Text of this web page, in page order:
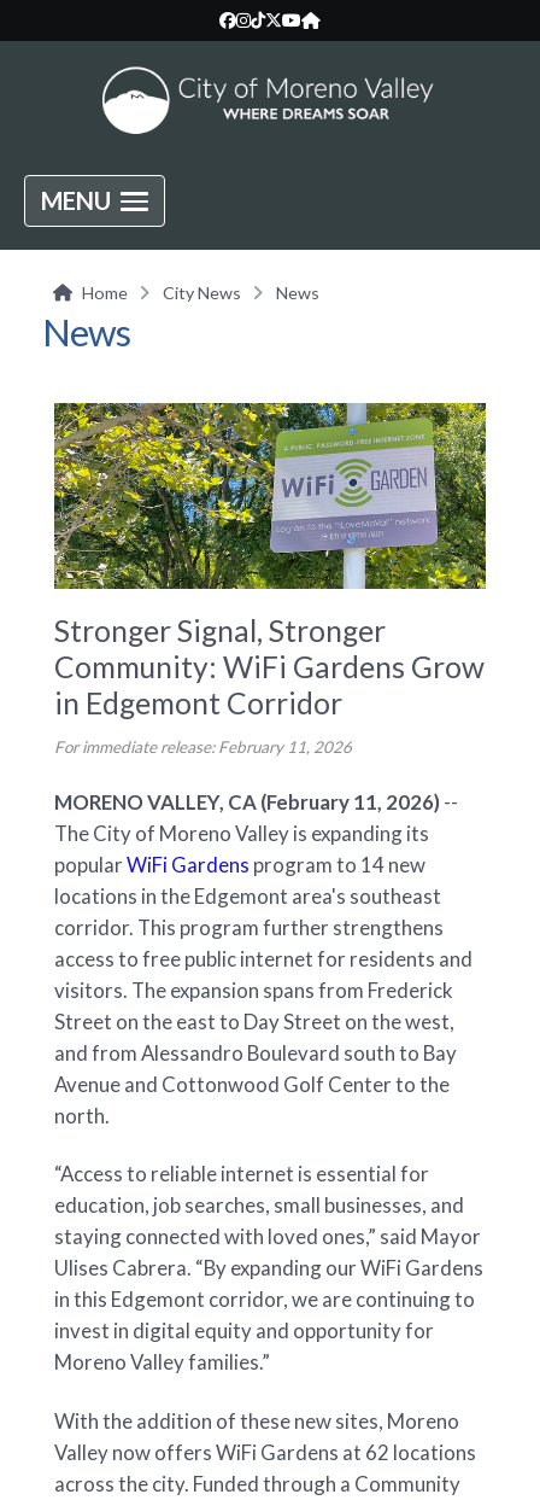
MENU
Home City News News
News
Stronger Signal, Stronger
Community: WiFi Gardens Grow
in Edgemont Corridor
For immediate release: February 11, 2026
MORENO VALLEY, CA (February 11, 2026) --
The City of Moreno Valley is expanding its
popularWiFi Gardens program to 14 new
locations in the Edgemont area's southeast
corridor. This program further strengthens
access to free public internet for residents and
visitors. The expansion spans from Frederick
Street on the east to Day Street on the west,
and from Alessandro Boulevard south to Bay
Avenue and Cottonwood Golf Center to the
north.
“Access to reliable internet is essential for
education, job searches, small businesses, and
staying connected with loved ones,” said Mayor
Ulises Cabrera. “By expanding our WiFi Gardens
in this Edgemont corridor, we are continuing to
invest in digital equity and opportunity for
Moreno Valley families.”
With the addition of these new sites, Moreno
Valley now offers WiFi Gardens at 62 locations
across the city. Funded through a Community